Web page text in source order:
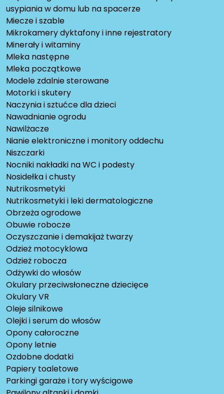
usypiania w domu lub na spacerze
Miecze i szable
Mikrokamery dyktafony i inne rejestratory
Minerały i witaminy
Mleka następne
Mleka początkowe
Modele zdalnie sterowane
Motorki i skutery
Naczynia i sztućce dla dzieci
Nawadnianie ogrodu
Nawilżacze
Nianie elektroniczne i monitory oddechu
Niszczarki
Nocniki nakładki na WC i podesty
Nosidełka i chusty
Nutrikosmetyki
Nutrikosmetyki i leki dermatologiczne
Obrzeża ogrodowe
Obuwie robocze
Oczyszczanie i demakijaż twarzy
Odzież motocyklowa
Odzież robocza
Odżywki do włosów
Okulary przeciwsłoneczne dziecięce
Okulary VR
Oleje silnikowe
Olejki i serum do włosów
Opony całoroczne
Opony letnie
Ozdobne dodatki
Papiery toaletowe
Parkingi garaże i tory wyścigowe